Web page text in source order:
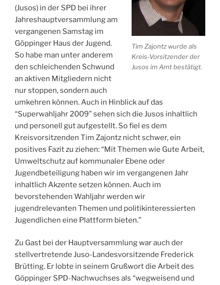
Tim Zajontz wurde als
Kreis-Vorsitzender der
Jusos im Amt bestätigt.
(Jusos) in der SPD bei ihrer
Jahreshauptversammlung am
vergangenen Samstag im
Göppinger Haus der Jugend.
So habe man unter anderem
den schleichenden Schwund
an aktiven Mitgliedern nicht
nur stoppen, sondern auch
umkehren können. Auch in Hinblick auf das
“Superwahljahr 2009” sehen sich die Jusos inhaltlich
und personell gut aufgestellt. So fiel es dem
Kreisvorsitzenden Tim Zajontz nicht schwer, ein
positives Fazit zu ziehen: “Mit Themen wie Gute Arbeit,
Umweltschutz auf kommunaler Ebene oder
Jugendbeteiligung haben wir im vergangenen Jahr
inhaltlich Akzente setzen können. Auch im
bevorstehenden Wahljahr werden wir
jugendrelevanten Themen und politikinteressierten
Jugendlichen eine Plattform bieten.”
Zu Gast bei der Hauptversammlung war auch der
stellvertretende Juso-Landesvorsitzende Frederick
Brütting. Er lobte in seinem Grußwort die Arbeit des
Göppinger SPD-Nachwuchses als “wegweisend und